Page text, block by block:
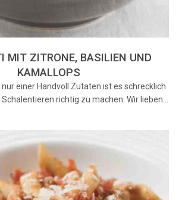
MIT ZITRONE, BASILIEN UND
KAMALLOPS
einer Handvoll Zutaten ist es schrecklich
richtig zu machen. Wir lieben…